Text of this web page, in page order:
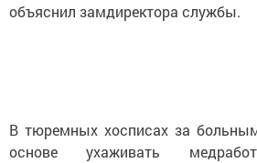
объяснил замдиректора службы.
В тюремных хосписах за
основе ухаживать